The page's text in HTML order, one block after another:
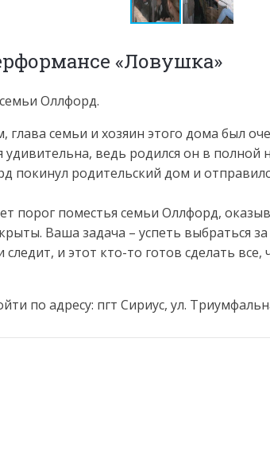
«Ловушка»
Оллфорд.
глава семьи и хозяин этого дома был
удивительна, ведь родился он в
покинул родительский дом и
порог поместья семьи Оллфорд,
Ваша задача – успеть выбраться
и этот кто-то готов сделать
по адресу: пгт Сириус, ул.